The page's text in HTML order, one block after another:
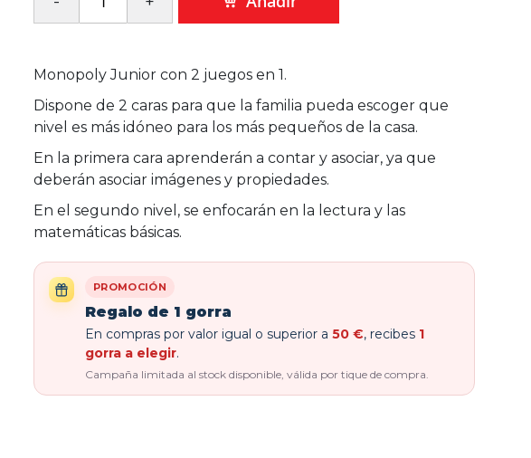
Monopoly Junior con 2 juegos en 1.
Dispone de 2 caras para que la familia pueda escoger que
nivel es más idóneo para los más pequeños de la casa.
En la primera cara aprenderán a contar y asociar, ya que
deberán asociar imágenes y propiedades.
En el segundo nivel, se enfocarán en la lectura y las
matemáticas básicas.
PROMOCIÓN
Regalo de 1 gorra
En compras por valor igual o superior a 50 €, recibes 1
gorra a elegir.
Campaña limitada al stock disponible, válida por tique de compra.